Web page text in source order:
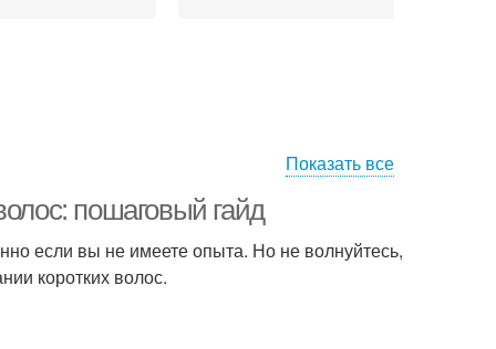
Показать все
пошаговый гайд
если вы не имеете опыта. Но не волнуйтесь,
коротких волос.